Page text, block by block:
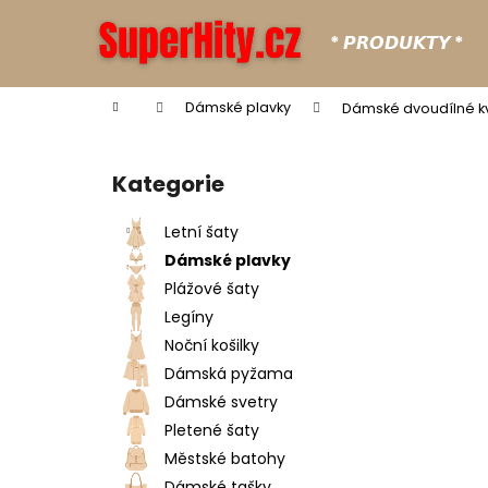
* 𝙋𝙍𝙊𝘿𝙐𝙆𝙏𝙔 *
Domů Dámské plavky Dámské dvoudílné
Přeskočit
kategorie
Kategorie
Letní šaty
Dámské plavky
Plážové šaty
Legíny
Noční košilky
Dámská pyžama
Dámské svetry
Pletené šaty
Městské batohy
í
Zpět
do
Zpět
do